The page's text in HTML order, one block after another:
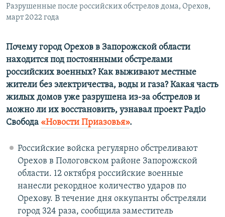
Разрушенные после российских обстрелов дома, Орехов,
март 2022 года
Почему город Орехов в Запорожской области
находится под постоянными обстрелами
российских военных? Как выживают местные
жители без электричества, воды и газа? Какая часть
жилых домов уже разрушена из-за обстрелов и
можно ли их восстановить, узнавал проект Радіо
Свобода «Новости Приазовья».
Российские войска регулярно обстреливают
Орехов в Пологовском районе Запорожской
области. 12 октября российские военные
нанесли рекордное количество ударов по
Орехову. В течение дня оккупанты обстреляли
город 324 раза, сообщила заместитель